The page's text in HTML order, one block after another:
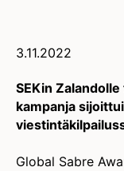
3.11.2022
SEKin
kampanja
Global Sabre